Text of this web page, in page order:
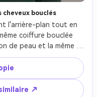
bouclés
l'arrière-plan tout en
coiffure bouclée
de peau et la même
fins et l'éclairage
chemise et la texture
-ar 4:5
↗